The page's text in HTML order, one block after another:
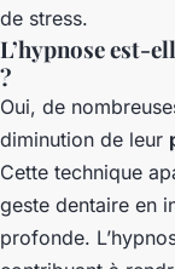
de stress.
L’hypnose est-
?
Oui, de
diminution de leur
Cette technique
geste dentaire en
profonde.